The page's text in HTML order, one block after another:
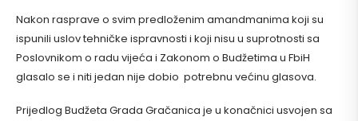
Nakon rasprave o svim predloženim amandmanima koji su
ispunili uslov tehničke ispravnosti i koji nisu u suprotnosti sa
Poslovnikom o radu vijeća i Zakonom o Budžetima u FbiH
glasalo se i niti jedan nije dobio potrebnu većinu glasova.
Prijedlog Budžeta Grada Gračanica je u konačnici usvojen sa